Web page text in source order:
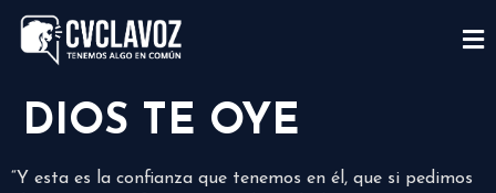
DIOS TE OYE
“Y esta es la confianza que tenemos en él, que si pedimos